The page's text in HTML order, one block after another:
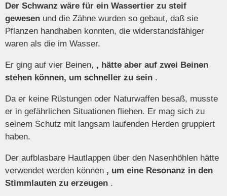
Der Schwanz wäre für ein Wassertier zu steif
gewesen und die Zähne wurden so gebaut, daß sie
Pflanzen handhaben konnten, die widerstandsfähiger
waren als die im Wasser.
Er ging auf vier Beinen, , hätte aber auf zwei Beinen
stehen können, um schneller zu sein .
Da er keine Rüstungen oder Naturwaffen besaß, musste
er in gefährlichen Situationen fliehen. Er mag sich zu
seinem Schutz mit langsam laufenden Herden gruppiert
haben.
Der aufblasbare Hautlappen über den Nasenhöhlen hätte
verwendet werden können , um eine Resonanz in den
Stimmlauten zu erzeugen .